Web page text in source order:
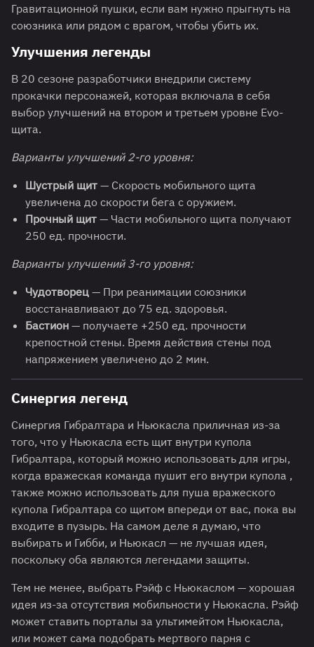
Гравитационной пушки, если вам нужно прыгнуть на
союзника или рядом с врагом, чтобы убить их.
Улучшения легенды
В 20 сезоне разработчики внедрили систему
прокачки персонажей, которая включала в себя
выбор улучшений на втором и третьем уровне Evo-
щита.
Варианты улучшений 2-го уровня:
Шустрый щит — Скорость мобильного щита
увеличена до скорости бега с оружием.
Прочный щит — Части мобильного щита получают
250 ед. прочности.
Варианты улучшений 3-го уровня:
Чудотворец — При реанимации союзники
восстанавливают до 75 ед. здоровья.
Бастион — получаете +250 ед. прочности
крепостной стены. Время действия стены под
напряжением увеличено до 2 мин.
Синергия легенд
Синергия Гибралтара и Ньюкасла приличная из-за
того, что у Ньюкасла есть щит внутри купола
Гибралтара, который можно использовать для игры,
когда вражеская команда пушит его внутри купола ,
также можно использовать для пуша вражеского
купола Гибралтара со щитом впереди от вас, пока вы
входите в пузырь. На самом деле я думаю, что
выбирать и Гибби, и Ньюкасл — не лучшая идея,
поскольку оба являются легендами защиты.
Тем не менее, выбрать Рэйф с Ньюкаслом — хорошая
идея из-за отсутствия мобильности у Ньюкасла. Рэйф
может ставить порталы за ультимейтом Ньюкасла,
или может сама подобрать мертвого парня с